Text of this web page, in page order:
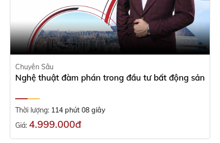
Chuyên Sâu
Nghệ thuật đàm phán trong đầu tư bất động sản
Thời lượng: 114 phút 08 giây
Giá: 4.999.000đ